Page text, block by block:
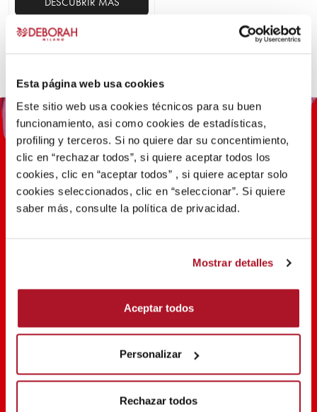
Esta página web usa cookies
Este sitio web usa cookies técnicos para su buen
funcionamiento, asi como cookies de estadísticas,
profiling y terceros. Si no quiere dar su concentimiento,
clic en “rechazar todos”, si quiere aceptar todos los
cookies, clic en “aceptar todos” , si quiere aceptar solo
cookies seleccionados, clic en “seleccionar”. Si quiere
saber más, consulte la política de privacidad.
Mostrar detalles
Aceptar todos
Personalizar
Rechazar todos
variantes.
Las
opciones
se
pueden
elegir
en
la
100 AÑOS DE INNOVACIÓN,
DESCUBRIR
SHARE THE BEAUTY #EVERYDAYDIVA